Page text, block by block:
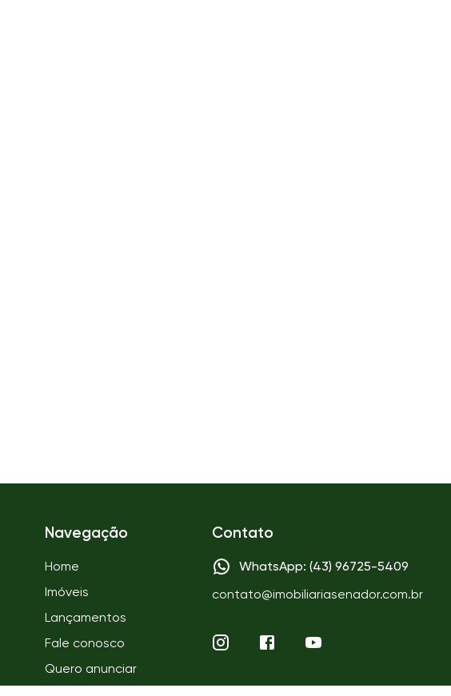
Navegação
Home
Imóveis
Lançamentos
Fale conosco
Quero anunciar
Contato
WhatsApp: (43) 96725-5409
contato@imobiliariasenador.com.br